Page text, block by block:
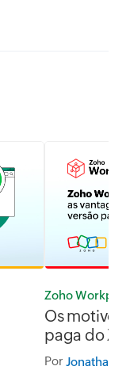
Zoho
Os
paga do
empresa
Por Jonathan